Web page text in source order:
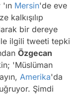
'ın Mersin'de eve
kalkışılıp
bir dereye
ilgili tweeti tepki
Özgecan
'Müslüman
Amerika'da
Şimdi